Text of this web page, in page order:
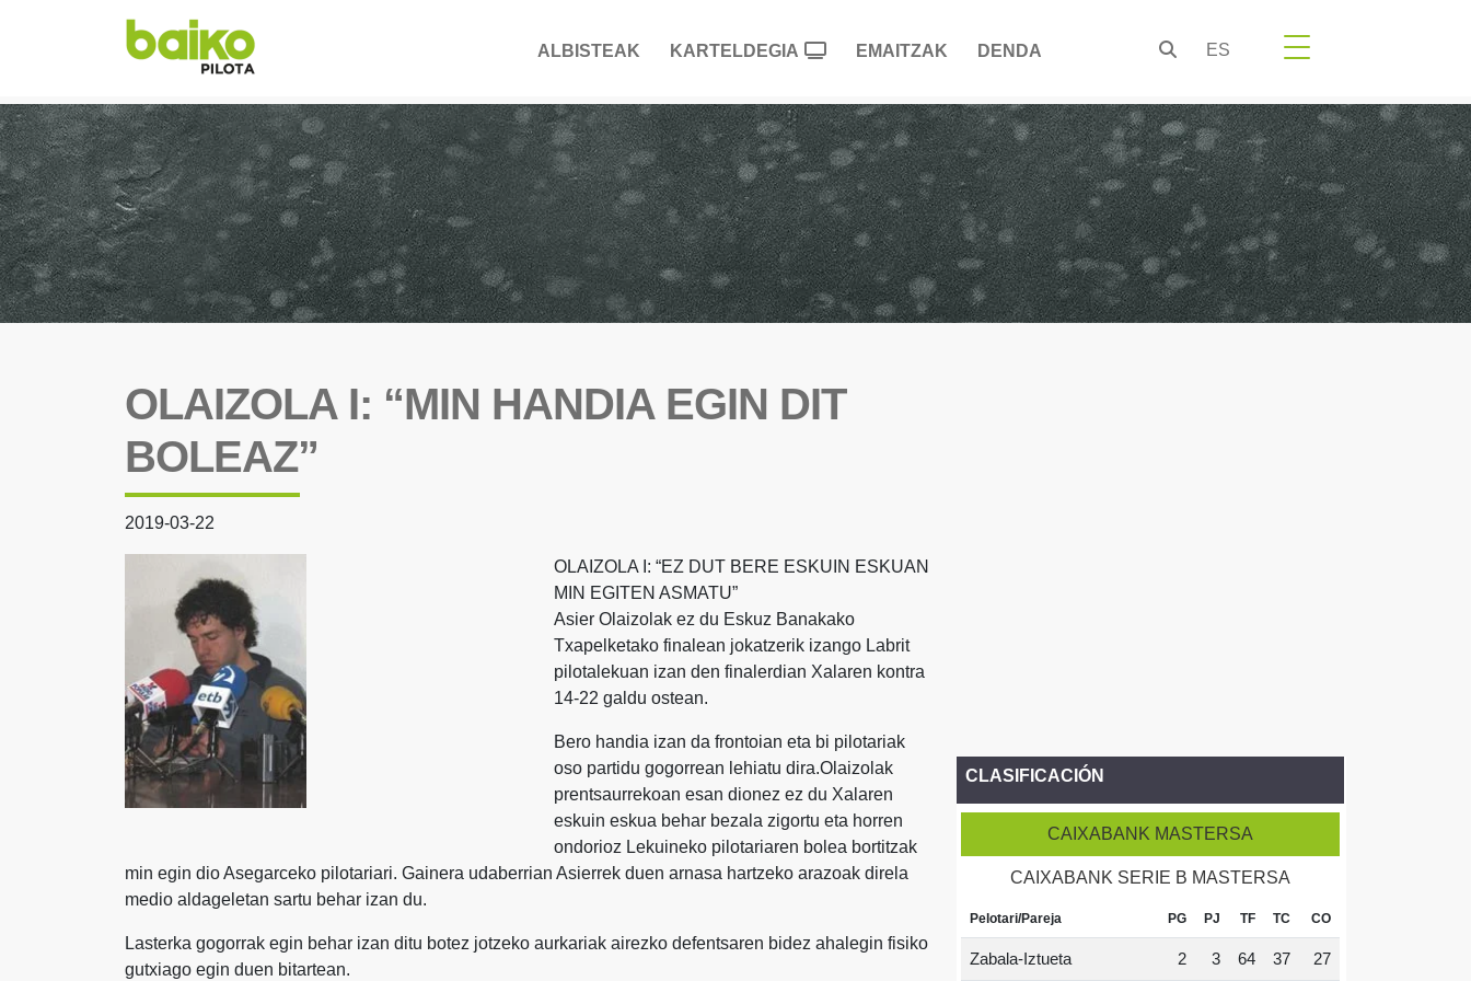
ALBISTEAK KARTELDEGIA EMAITZAK DENDA ES
OLAIZOLA I: “MIN HANDIA EGIN DIT
BOLEAZ”
2019-03-22
OLAIZOLA I: “EZ DUT BERE ESKUIN ESKUAN
MIN EGITEN ASMATU”
Asier Olaizolak ez du Eskuz Banakako
Txapelketako finalean jokatzerik izango Labrit
pilotalekuan izan den finalerdian Xalaren kontra
14-22 galdu ostean.
Bero handia izan da frontoian eta bi pilotariak
oso partidu gogorrean lehiatu dira.Olaizolak
prentsaurrekoan esan dionez ez du Xalaren
eskuin eskua behar bezala zigortu eta horren
ondorioz Lekuineko pilotariaren bolea bortitzak
min egin dio Asegarceko pilotariari. Gainera udaberrian Asierrek duen arnasa hartzeko arazoak direla
medio aldageletan sartu behar izan du.
Lasterka gogorrak egin behar izan ditu botez jotzeko aurkariak airezko defentsaren bidez ahalegin fisiko
gutxiago egin duen bitartean.
CLASIFICACIÓN
CAIXABANK MASTERSA
CAIXABANK SERIE B MASTERSA
Pelotari/Pareja PG PJ TF TC CO
Zabala-Iztueta 2 3 64 37 27